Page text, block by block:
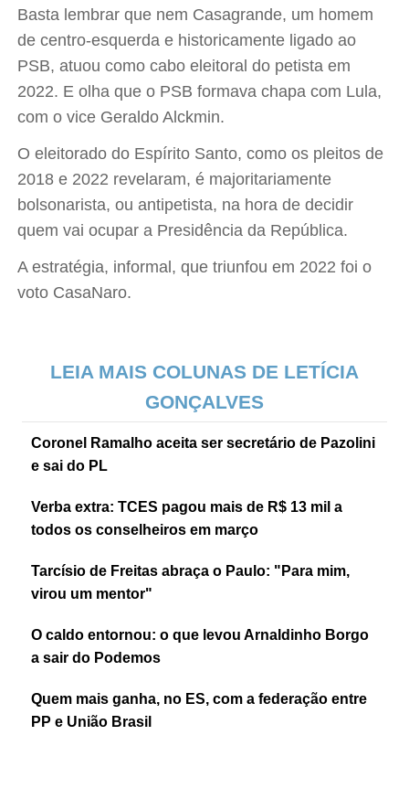
Basta lembrar que nem Casagrande, um homem
de centro-esquerda e historicamente ligado ao
PSB, atuou como cabo eleitoral do petista em
2022. E olha que o PSB formava chapa com Lula,
com o vice Geraldo Alckmin.
O eleitorado do Espírito Santo, como os pleitos de
2018 e 2022 revelaram, é majoritariamente
bolsonarista, ou antipetista, na hora de decidir
quem vai ocupar a Presidência da República.
A estratégia, informal, que triunfou em 2022 foi o
voto CasaNaro.
LEIA MAIS COLUNAS DE LETÍCIA
GONÇALVES
Coronel Ramalho aceita ser secretário de Pazolini
e sai do PL
Verba extra: TCES pagou mais de R$ 13 mil a
todos os conselheiros em março
Tarcísio de Freitas abraça o Paulo: "Para mim,
virou um mentor"
O caldo entornou: o que levou Arnaldinho Borgo
a sair do Podemos
Quem mais ganha, no ES, com a federação entre
PP e União Brasil